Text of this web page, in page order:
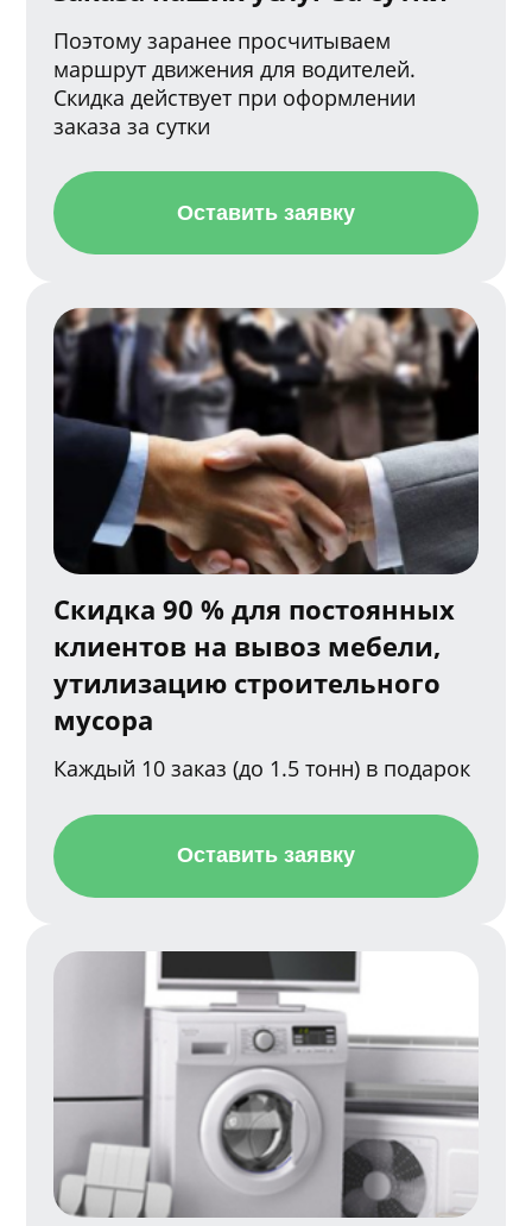
Поэтому заранее просчитываем
маршрут движения для водителей.
Скидка действует при оформлении
заказа за сутки
Оставить заявку
Скидка 90 % для постоянных
клиентов на вывоз мебели,
утилизацию строительного
мусора
Каждый 10 заказ (до 1.5 тонн) в подарок
Оставить заявку